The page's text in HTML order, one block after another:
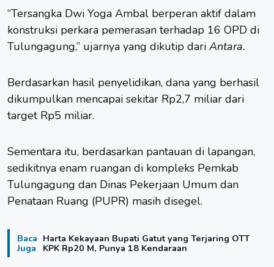
“Tersangka Dwi Yoga Ambal berperan aktif dalam
konstruksi perkara pemerasan terhadap 16 OPD di
Tulungagung,” ujarnya yang dikutip dari Antara.
Berdasarkan hasil penyelidikan, dana yang berhasil
dikumpulkan mencapai sekitar Rp2,7 miliar dari
target Rp5 miliar.
Sementara itu, berdasarkan pantauan di lapangan,
sedikitnya enam ruangan di kompleks Pemkab
Tulungagung dan Dinas Pekerjaan Umum dan
Penataan Ruang (PUPR) masih disegel.
Baca
Juga
Harta Kekayaan Bupati Gatut yang Terjaring OTT
KPK Rp20 M, Punya 18 Kendaraan